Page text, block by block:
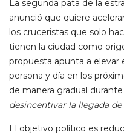
La segunda pata de la
anunció que quiere
los cruceristas que solo
tienen la ciudad como
propuesta apunta a elevar
persona y día en los
de manera gradual
desincentivar la llegada de
El objetivo político es